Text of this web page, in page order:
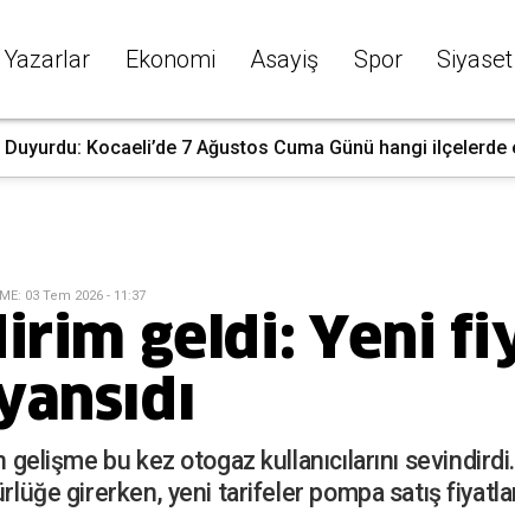
Yazarlar Ekonomi Asayiş Spor Siyaset
Duyurdu: Kocaeli’de 7 Ağustos Cuma Günü hangi
: 03 Tem 2026 - 11:37
geldi: Yeni
bu kez otogaz kullanıcılarını
girerken, yeni tarifeler pompa satış